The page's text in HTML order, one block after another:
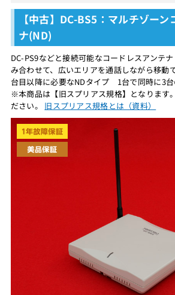
【中古】DC-BS5：マルチゾー
ナ(ND)
DC-PS9などと接続可能なコードレスアンテ
み合わせて、広いエリアを通話しながら移
台目以降に必要なNDタイプ 1台で同時に3
※本商品は【旧スプリアス規格】となります
ださい。 旧スプリアス規格とは（資料）